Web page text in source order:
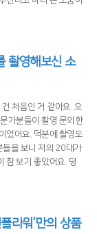
촬영해보신 소
처음인 거 같아요. 오
가분들이 촬영 문외한
었어요. 덕분에 촬영도
들을 보니 저의 20대가
참 보기 좋았어요. 덩
라워’만의 상품